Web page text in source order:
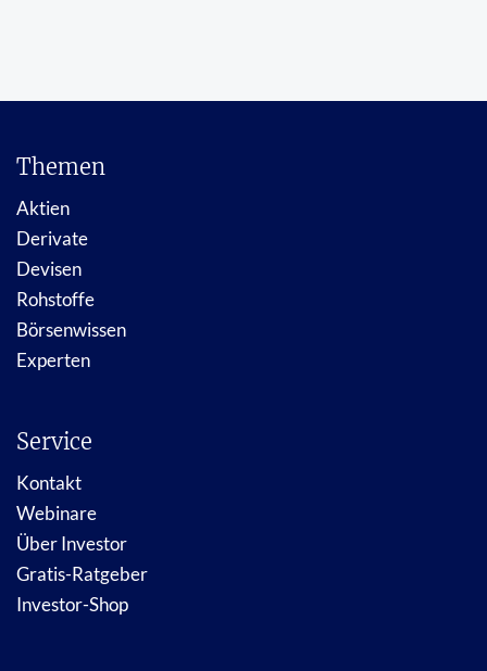
Themen
Aktien
Derivate
Devisen
Rohstoffe
Börsenwissen
Experten
Service
Kontakt
Webinare
Über Investor
Gratis-Ratgeber
Investor-Shop